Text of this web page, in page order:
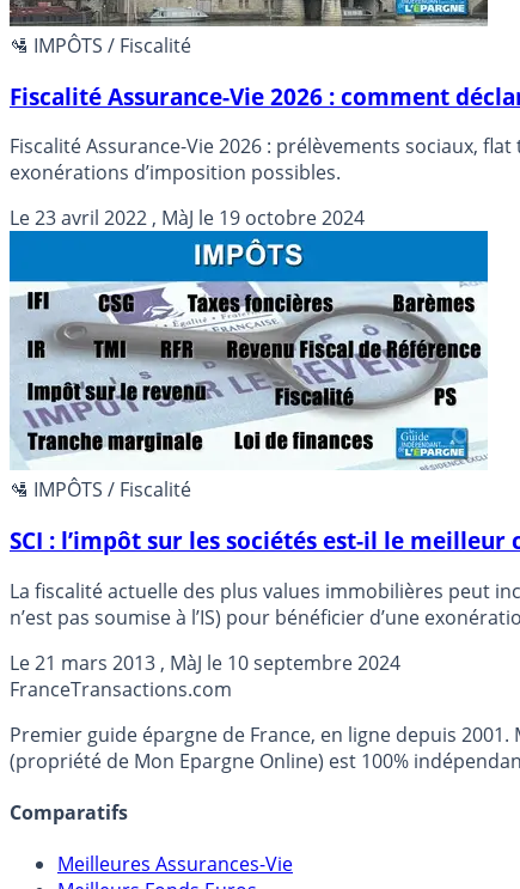
🛂 IMPÔTS / Fiscalité
Fiscalité Assurance-Vie 2026 : comment
Fiscalité Assurance-Vie 2026 : prélèvements sociaux,
exonérations d’imposition possibles.
Le23 avril 2022 , MàJ le 19 octobre 2024
🛂 IMPÔTS / Fiscalité
SCI : l’impôt sur les sociétés est-il le meilleur
La fiscalité actuelle des plus values immobilières peut
n’est pas soumise à l’IS) pour bénéficier d’une
Le21 mars 2013 , MàJ le 10 septembre 2024
FranceTransactions.com
Premier guide épargne de France, en ligne depuis
(propriété de Mon Epargne Online) est 100%
Comparatifs
Meilleures Assurances-Vie